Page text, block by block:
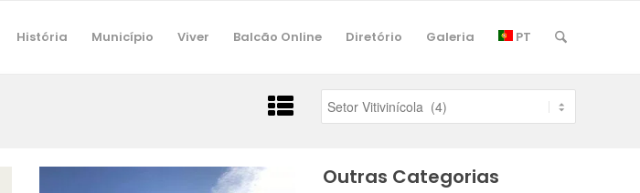
História Município Viver Balcão Online Diretório Galeria PT
Outras Categorias